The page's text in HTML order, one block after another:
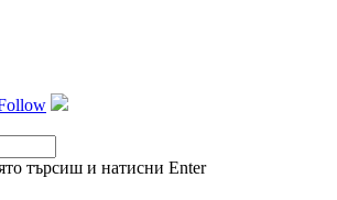
търсиш и натисни Enter